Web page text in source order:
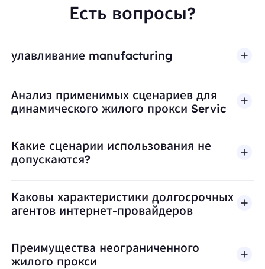
Есть вопросы?
улавливание manufacturing
Анализ применимых сценариев для
динамического жилого прокси Servic
Какие сценарии использования не
допускаются?
BestProxy не поддерживает мошенничество,
Каковы характеристики долгосрочных
агентов интернет-провайдеров
Преимущества неограниченного
жилого прокси